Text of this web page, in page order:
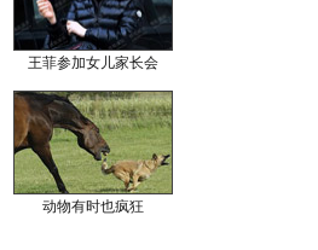
王菲参加女儿家长会
动物有时也疯狂